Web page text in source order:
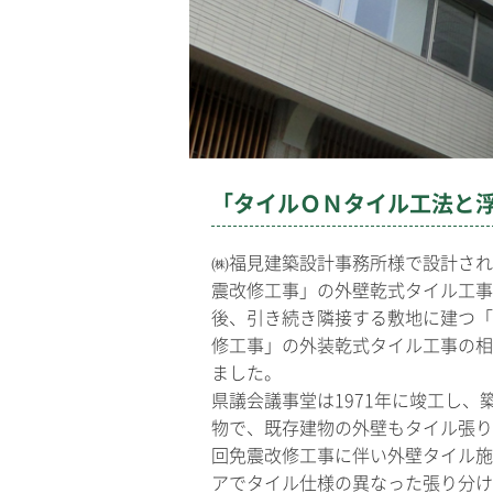
「タイルＯＮタイル工法
㈱福見建築設計事務所様で設計さ
震改修工事」の外壁乾式タイル工
後、引き続き隣接する敷地に建つ
修工事」の外装乾式タイル工事の
ました。
県議会議事堂は1971年に竣工し、
物で、既存建物の外壁もタイル張
回免震改修工事に伴い外壁タイル
アでタイル仕様の異なった張り分